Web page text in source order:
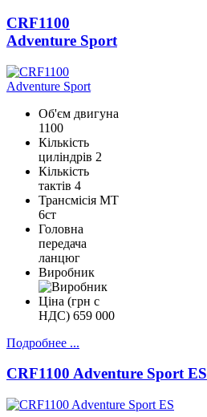
CRF1100
Adventure Sport
Об'єм двигуна
1100
Кількість
циліндрів 2
Кількість
тактів 4
Трансмісія МТ
6ст
Головна
передача
ланцюг
Виробник
Ціна (грн с
НДС) 659 000
Подробнее ...
CRF1100 Adventure Sport ES